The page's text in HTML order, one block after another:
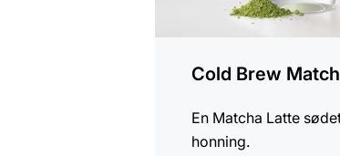
Cold Brew
En Matcha Latte
honning.